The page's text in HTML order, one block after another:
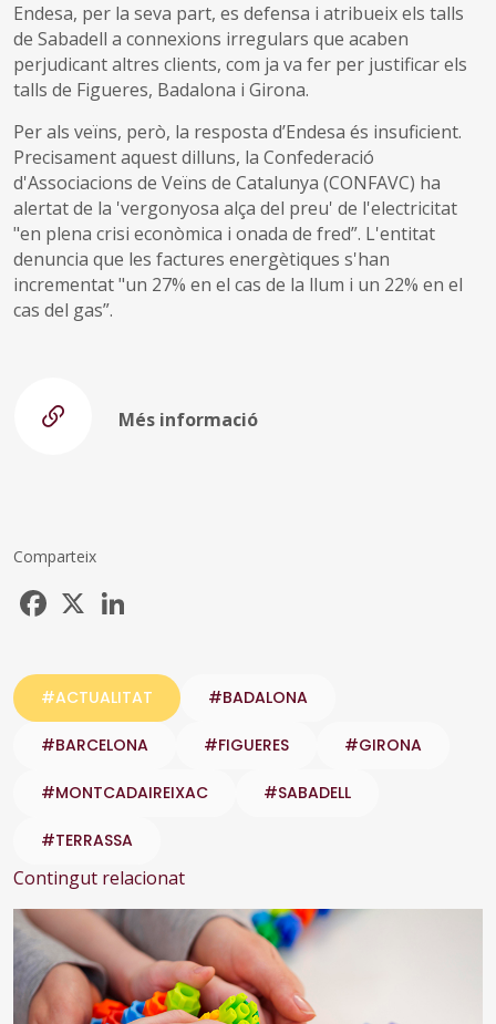
Endesa, per la seva part, es defensa i atribueix els talls
de Sabadell a connexions irregulars que acaben
perjudicant altres clients, com ja va fer per justificar els
talls de Figueres, Badalona i Girona.
Per als veïns, però, la resposta d’Endesa és insuficient.
Precisament aquest dilluns, la Confederació
d'Associacions de Veïns de Catalunya (CONFAVC) ha
alertat de la 'vergonyosa alça del preu' de l'electricitat
"en plena crisi econòmica i onada de fred”. L'entitat
denuncia que les factures energètiques s'han
incrementat "un 27% en el cas de la llum i un 22% en el
cas del gas”.
Més informació
Comparteix
Facebook
#ACTUALITAT #BADALONA
#BARCELONA #FIGUERES #GIRONA
#MONTCADAIREIXAC #SABADELL
#TERRASSA
Contingut relacionat